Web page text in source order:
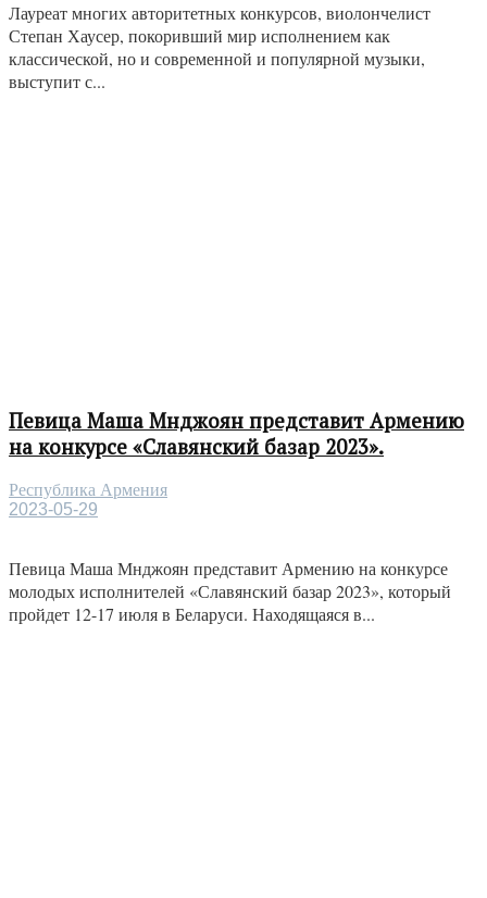
Лауреат многих авторитетных конкурсов, виолончелист
Степан Хаусер, покоривший мир исполнением как
классической, но и современной и популярной музыки,
выступит с...
Певица Маша Мнджоян представит Армению
на конкурсе «Славянский базар 2023».
Республика Армения
2023-05-29
Певица Маша Мнджоян представит Армению на конкурсе
молодых исполнителей «Славянский базар 2023», который
пройдет 12-17 июля в Беларуси. Находящаяся в...